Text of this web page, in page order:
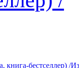
книга-бестселлер) /